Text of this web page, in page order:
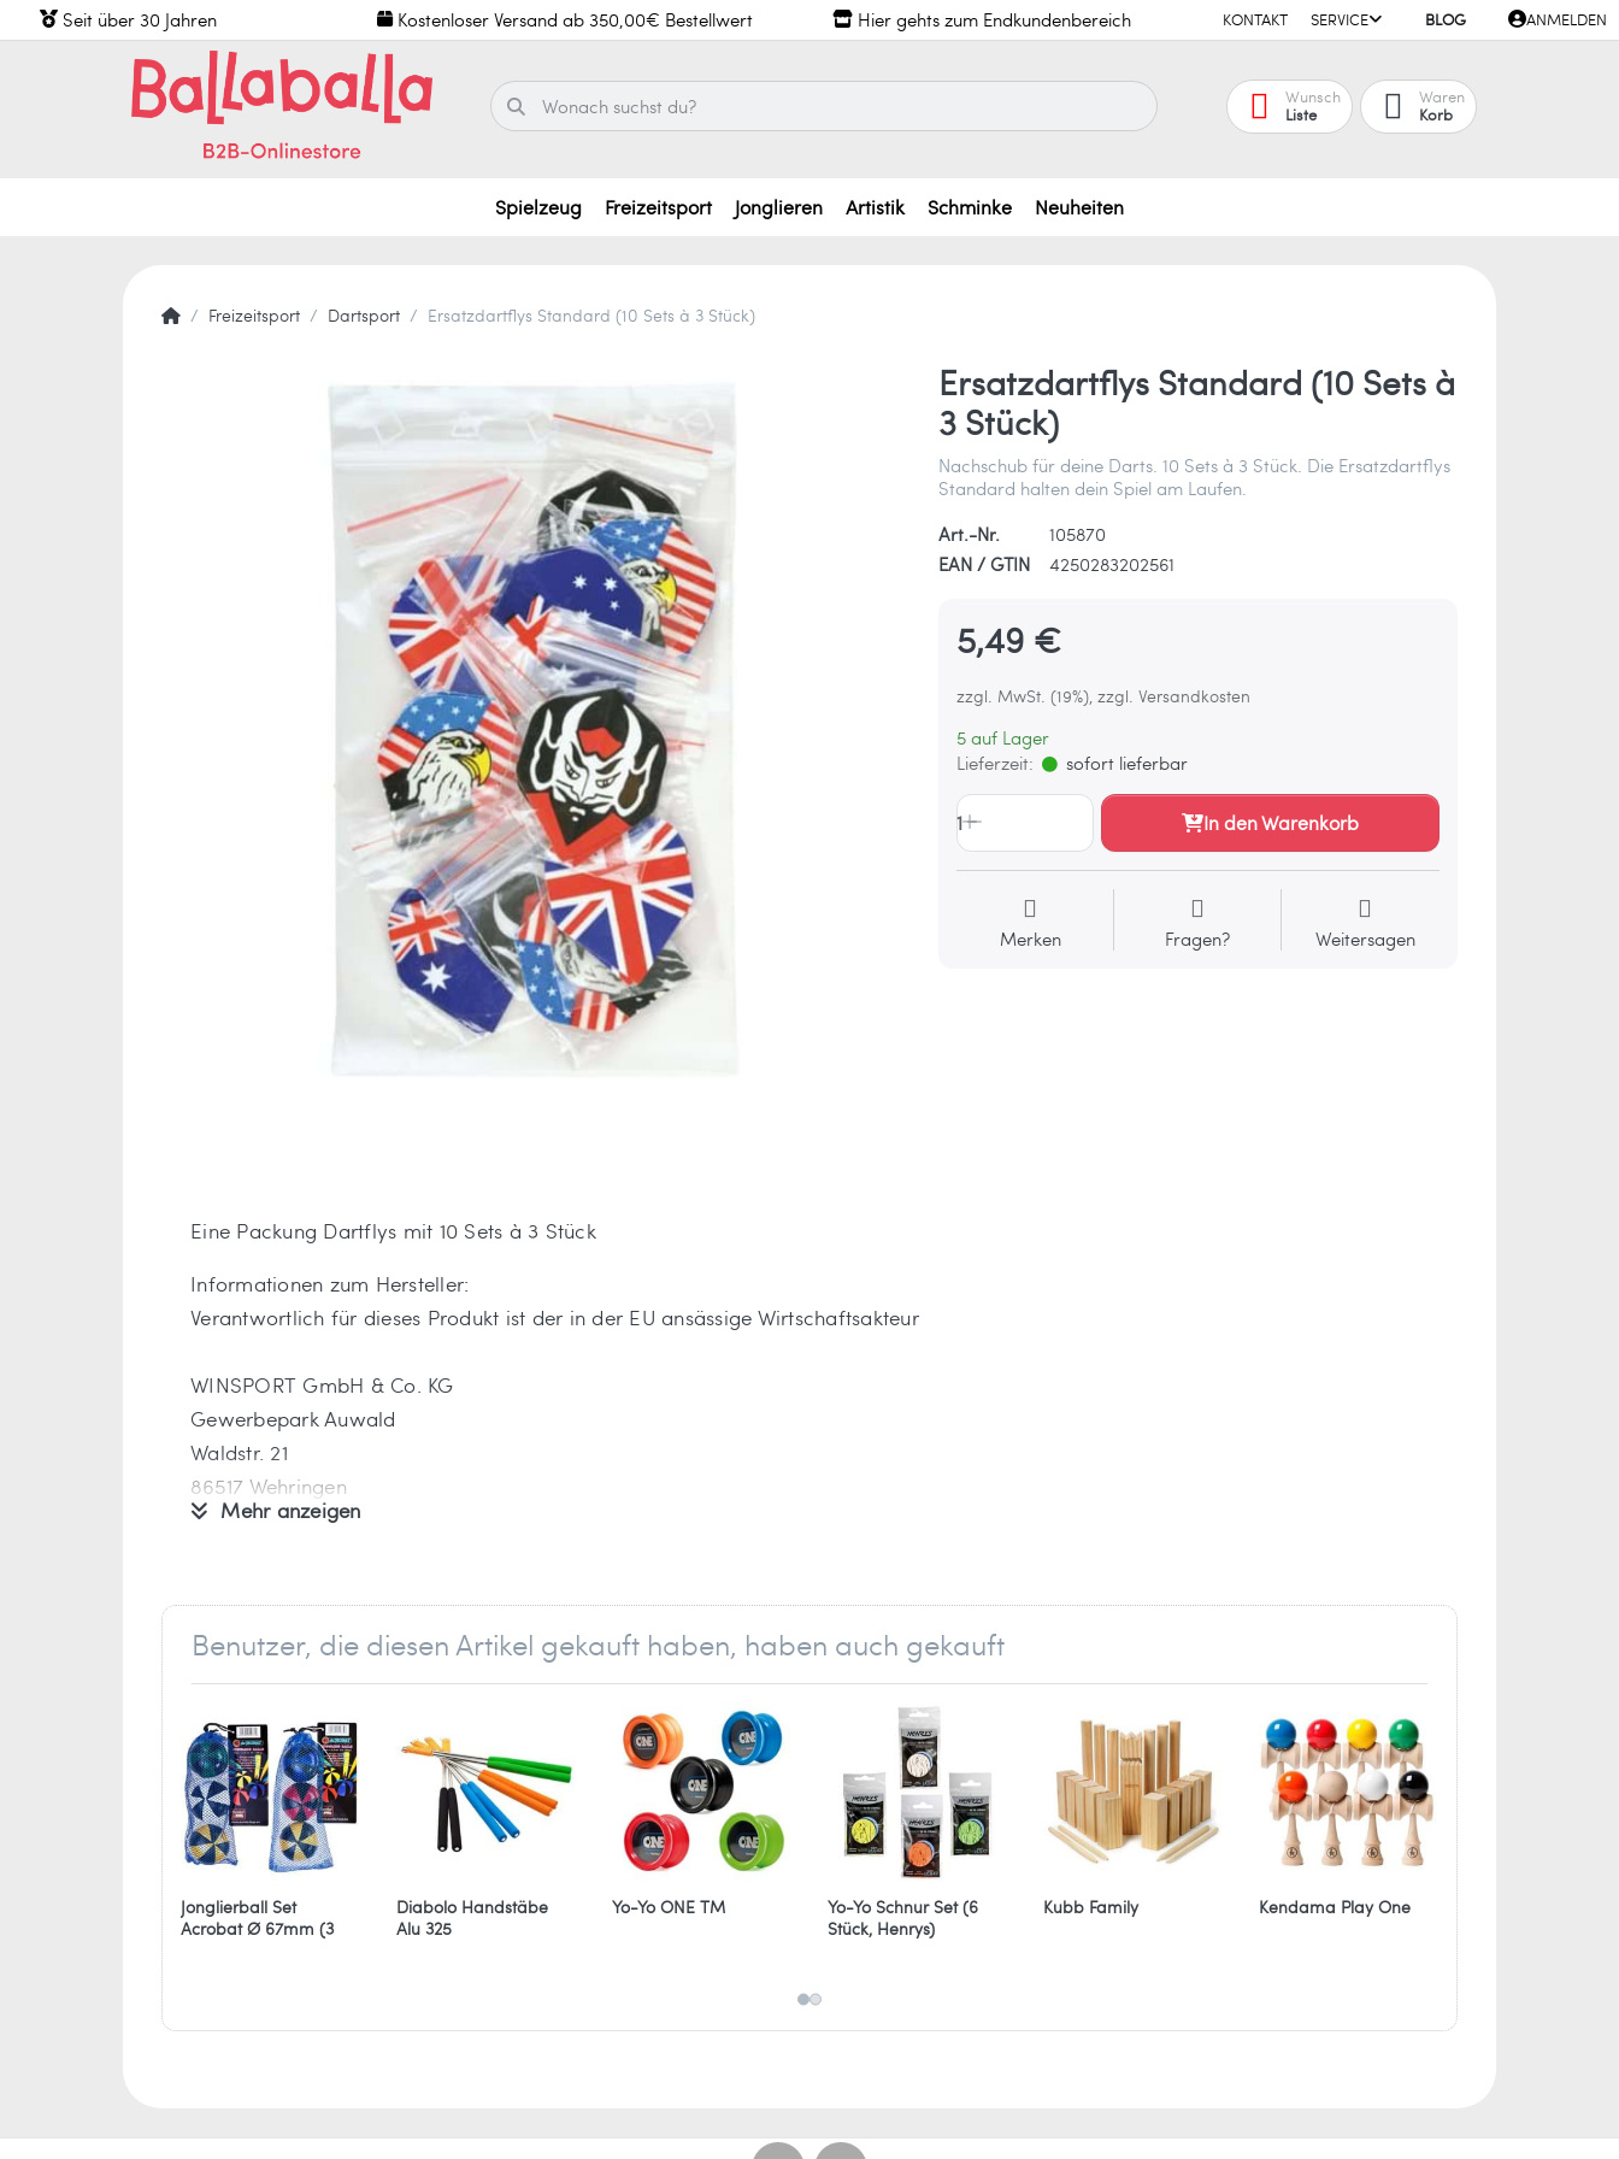
Seit über 30 Jahren Kostenloser Versand ab 350,00€ Bestellwert Hier gehts zum Endkundenbereich KONTAKT SERVICE BLOG ANMELDEN
Wunsch
Liste
Waren
Korb
Spielzeug Freizeitsport Jonglieren Artistik Schminke Neuheiten
Freizeitsport Dartsport Ersatzdartflys Standard (10 Sets à 3 Stück)
Ersatzdartflys Standard (10 Sets à
3 Stück)
Nachschub für deine Darts. 10 Sets à 3 Stück. Die Ersatzdartflys
Standard halten dein Spiel am Laufen.
Art.-Nr.
105870
EAN / GTIN
4250283202561
5,49 €
zzgl. MwSt. (19%), zzgl. Versandkosten
5 auf Lager
Lieferzeit:
sofort lieferbar
1 In den Warenkorb
Merken Fragen? Weitersagen
Eine Packung Dartflys mit 10 Sets à 3 Stück
Informationen zum Hersteller:
Verantwortlich für dieses Produkt ist der in der EU ansässige Wirtschaftsakteur
WINSPORT GmbH & Co. KG
Gewerbepark Auwald
Waldstr. 21
86517 Wehringen
Deutschland
Mehr anzeigen
Benutzer, die diesen Artikel gekauft haben, haben auch gekauft
Jonglierball Set
Acrobat Ø 67mm (3
Diabolo Handstäbe
Alu 325
Yo-Yo ONE TM
Yo-Yo Schnur Set (6
Stück, Henrys)
Kubb Family Kendama Play One